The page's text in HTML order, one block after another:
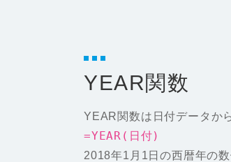
YEAR関数
YEAR関数は日付データか
=YEAR(日付)
2018年1月1日の西暦年の